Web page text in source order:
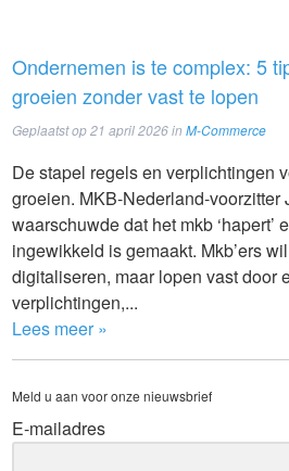
Ondernemen is te complex: 5
groeien zonder vast te lopen
Geplaatst op21 april 2026inM-Commerce
De stapel regels en verplichtingen
groeien. MKB-Nederland-voorzitter
waarschuwde dat het mkb ‘hapert’
ingewikkeld is gemaakt. Mkb’ers
digitaliseren, maar lopen vast door
verplichtingen,...
Lees meer »
Meld u aan voor onze nieuwsbrief
E-mailadres